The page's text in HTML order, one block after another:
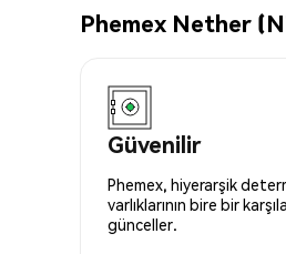
Phemex Nether
Güvenilir
Phemex, hiyerarşik
varlıklarının bire bir
günceller.